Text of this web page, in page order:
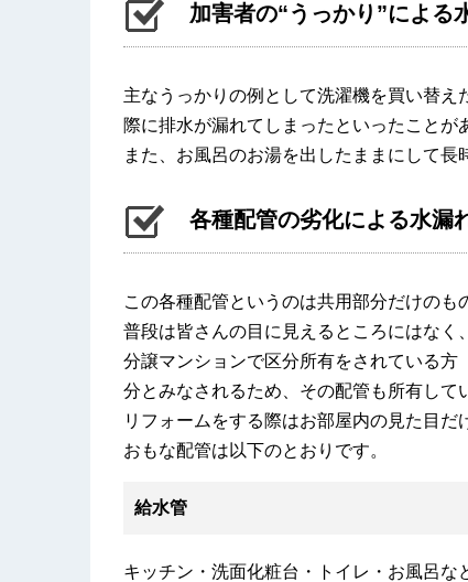
加害者の“うっかり”による
主なうっかりの例として洗濯機を買い替
際に排水が漏れてしまったといったことが
また、お風呂のお湯を出したままにして
各種配管の劣化による水漏
この各種配管というのは共用部分だけのも
普段は皆さんの目に見えるところにはなく
分譲マンションで区分所有をされている
分とみなされるため、その配管も所有して
リフォームをする際はお部屋内の見た目だ
おもな配管は以下のとおりです。
給水管
キッチン・洗面化粧台・トイレ・お風呂な